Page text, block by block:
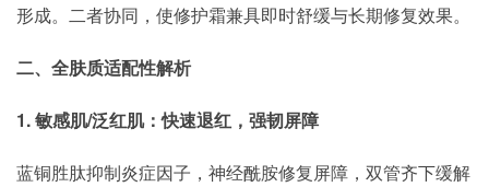
形成。二者协同，使修护霜兼具即时舒缓与长期修复效果。
二、全肤质适配性解析
1. 敏感肌/泛红肌：快速退红，强韧屏障
蓝铜胜肽抑制炎症因子，神经酰胺修复屏障，双管齐下缓解